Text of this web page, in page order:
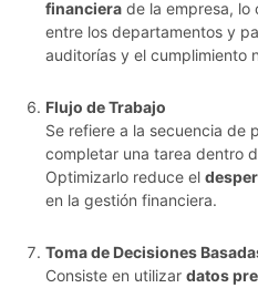
financiera de la empresa, lo
entre los departamentos y
auditorías y el cumplimiento
Flujo de Trabajo
Se refiere a la secuencia de
completar una tarea dentro
Optimizarlo reduce el
en la gestión financiera.
Toma de Decisiones
Consiste en utilizar datos